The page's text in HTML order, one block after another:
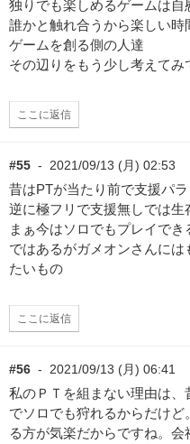
独りでも楽しめるゲームは自
誰かと触れ合うから楽しい時
ゲームを創る側の人達
その辺りをもう少し考えてみ
ここに返信
#55 - 2021/09/13 (月) 02:53
昔はPTが当たり前で支援パ
逆に極フリで支援無しでは生
まぁ今はソロでもプレイで
ではあるがガメオンさんに
たいもの
ここに返信
#56 - 2021/09/13 (月) 06:41
私のＰＴを組まない理由は
でソロでも狩れるからだけど
る方が気楽だからですね。